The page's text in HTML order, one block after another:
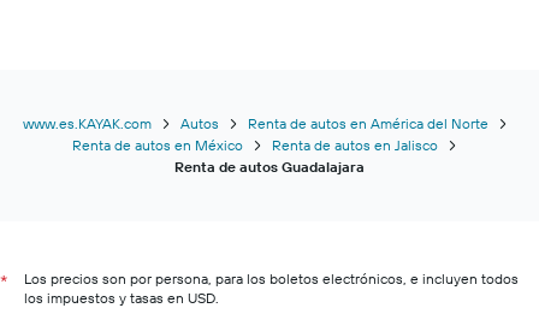
www.es.KAYAK.com Autos
Renta de autos en América del Norte
Renta de autos en México
Renta de autos en Jalisco
Renta de autos Guadalajara
*
Los precios son por persona, para los boletos electrónicos, e incluyen todos
los impuestos y tasas en USD.